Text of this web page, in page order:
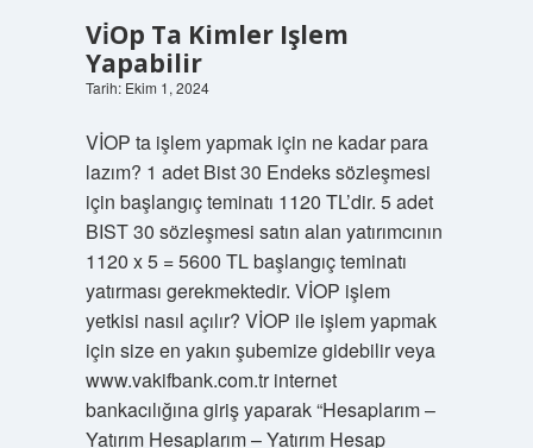
Vi̇Op Ta Kimler Işlem
Yapabilir
Tarih: Ekim 1, 2024
VİOP ta işlem yapmak için ne kadar para
lazım? 1 adet Bist 30 Endeks sözleşmesi
için başlangıç ​​teminatı 1120 TL’dir. 5 adet
BIST 30 sözleşmesi satın alan yatırımcının
1120 x 5 = 5600 TL başlangıç ​​teminatı
yatırması gerekmektedir. VİOP işlem
yetkisi nasıl açılır? VİOP ile işlem yapmak
için size en yakın şubemize gidebilir veya
www.vakifbank.com.tr internet
bankacılığına giriş yaparak “Hesaplarım –
Yatırım Hesaplarım – Yatırım Hesap